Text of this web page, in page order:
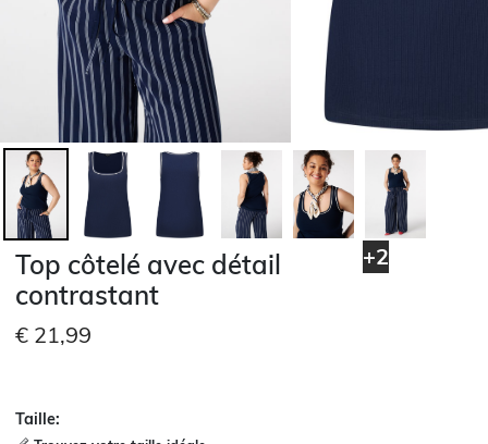
+2
Top côtelé avec détail
contrastant
€ 21,99
Taille: